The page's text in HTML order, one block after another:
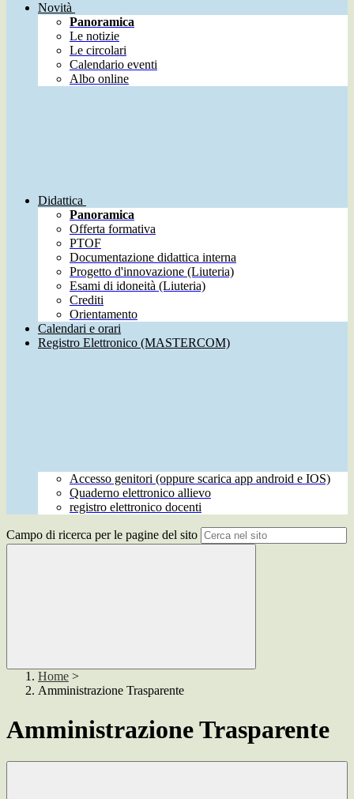
Novità
Panoramica
Le notizie
Le circolari
Calendario eventi
Albo online
Didattica
Panoramica
Offerta formativa
PTOF
Documentazione didattica interna
Progetto d'innovazione (Liuteria)
Esami di idoneità (Liuteria)
Crediti
Orientamento
Calendari e orari
Registro Elettronico (MASTERCOM)
Accesso genitori (oppure scarica app android e IOS)
Quaderno elettronico allievo
registro elettronico docenti
Campo di ricerca per le pagine del sito
Home >
Amministrazione Trasparente
Amministrazione Trasparente